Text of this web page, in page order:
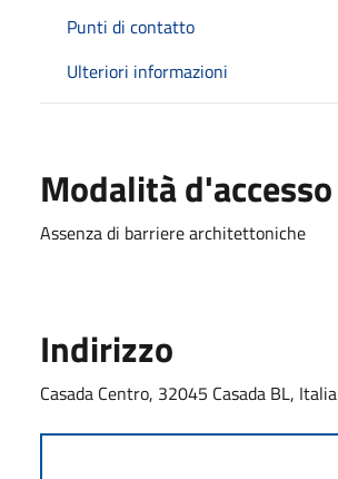
Punti di contatto
Ulteriori informazioni
Modalità d'accesso
Assenza di barriere architettoniche
Indirizzo
Casada Centro, 32045 Casada BL, Italia